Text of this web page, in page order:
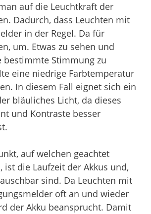
auf die Leuchtkraft der
Dadurch, dass Leuchten mit
in der Regel. Da für
um. Etwas zu sehen und
bestimmte Stimmung zu
eine niedrige Farbtemperatur
In diesem Fall eignet sich ein
bläuliches Licht, da dieses
und Kontraste besser
auf welchen geachtet
ist die Laufzeit der Akkus und,
sind. Da Leuchten mit
oft an und wieder
der Akku beansprucht. Damit